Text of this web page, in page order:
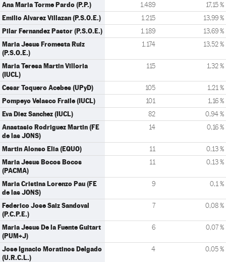
Ana Maria Torme Pardo (P.P.) 1.489 17,15 %
Emilio Alvarez Villazan (P.S.O.E.) 1.215 13,99 %
Pilar Fernandez Pastor (P.S.O.E.) 1.189 13,69 %
Maria Jesus Fromesta Ruiz
(P.S.O.E.)
1.174 13,52 %
Maria Teresa Martin Villoria
(IUCL)
115 1,32 %
Cesar Toquero Acebes (UPyD) 105 1,21 %
Pompeyo Velasco Fraile (IUCL) 101 1,16 %
Eva Diez Sanchez (IUCL) 82 0,94 %
Anastasio Rodriguez Martin (FE
de las JONS)
14 0,16 %
Martin Alonso Elia (EQUO) 11 0,13 %
Maria Jesus Bocos Bocos
(PACMA)
11 0,13 %
Maria Cristina Lorenzo Pau (FE
de las JONS)
9 0,1 %
Federico Jose Saiz Sandoval
(P.C.P.E.)
7 0,08 %
Maria Jesus De la Fuente Guitart
(PUM+J)
6 0,07 %
Jose Ignacio Moratinos Delgado
(U.R.C.L.)
4 0,05 %